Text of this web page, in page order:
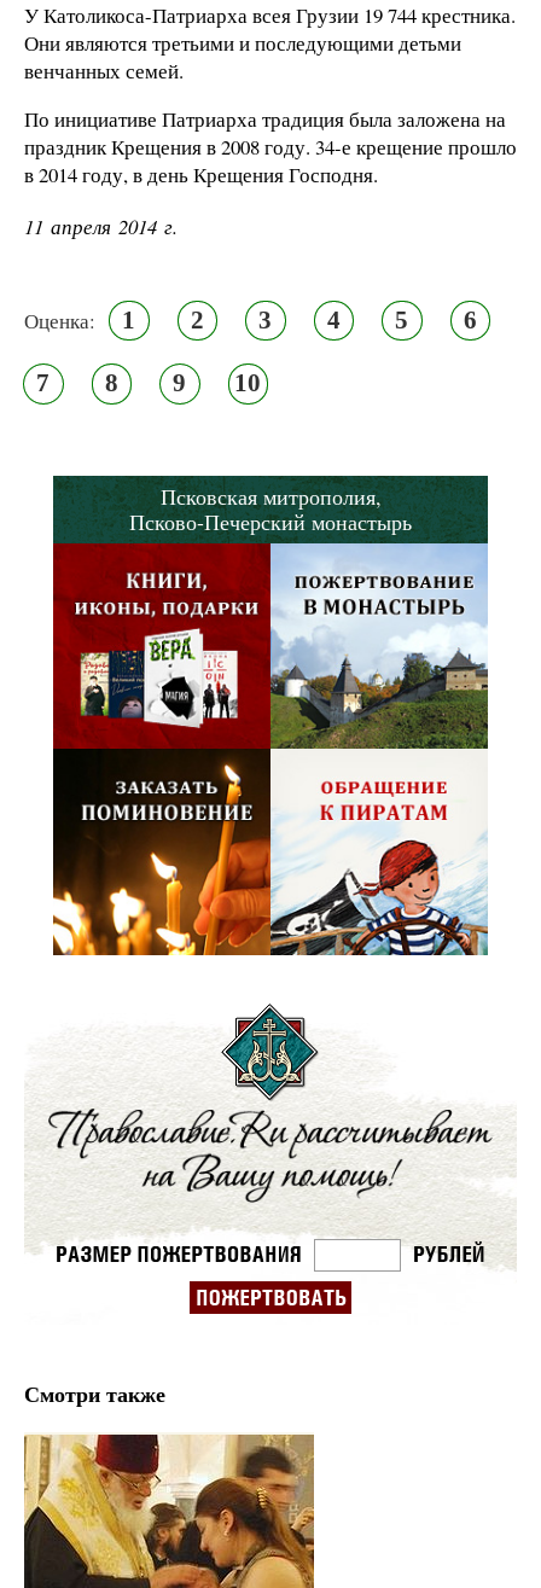
У Католикоса-Патриарха всея Грузии 19 744 крестника.
Они являются третьими и последующими детьми
венчанных семей.
По инициативе Патриарха традиция была заложена на
праздник Крещения в 2008 году. 34-е крещение прошло
в 2014 году, в день Крещения Господня.
11 апреля 2014 г.
Оценка: 1 2 3 4 5 6
7 8 9 10
Псковская митрополия,
Псково-Печерский монастырь
Смотри также